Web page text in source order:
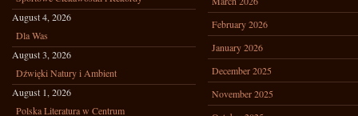
August 4, 2026
Dla Was
August 3, 2026
Dźwięki Natury i Ambient
August 1, 2026
Polska Literatura w Centrum
February 2026
January 2026
December 2025
November 2025